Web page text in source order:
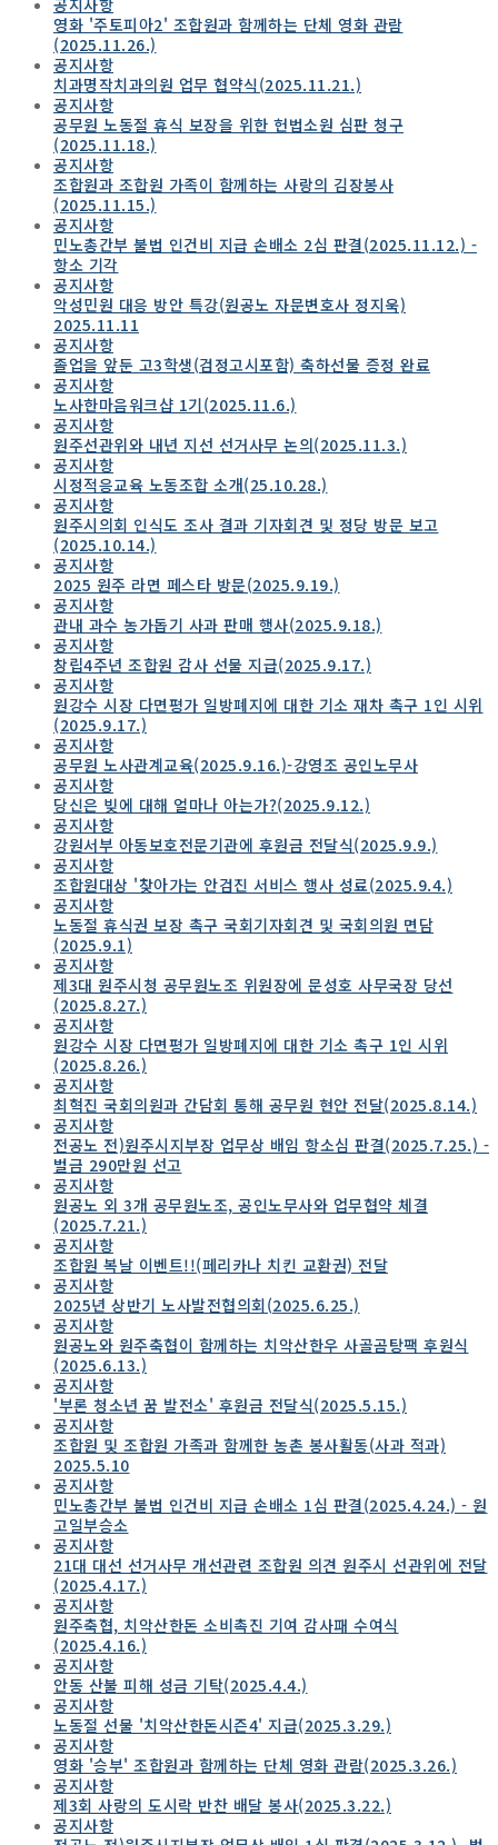
영화 '주토피아2' 조합원과 함께하는 단체 영화 관람
(2025.11.26.)
공지사항
치과명작치과의원 업무 협약식(2025.11.21.)
공지사항
공무원 노동절 휴식 보장을 위한 헌법소원 심판 청구
(2025.11.18.)
공지사항
조합원과 조합원 가족이 함께하는 사랑의 김장봉사
(2025.11.15.)
공지사항
민노총간부 불법 인건비 지급 손배소 2심 판결(2025.11.12.) -
항소 기각
공지사항
악성민원 대응 방안 특강(원공노 자문변호사 정지욱)
2025.11.11
공지사항
졸업을 앞둔 고3학생(검정고시포함) 축하선물 증정 완료
공지사항
노사한마음워크샵 1기(2025.11.6.)
공지사항
원주선관위와 내년 지선 선거사무 논의(2025.11.3.)
공지사항
시정적응교육 노동조합 소개(25.10.28.)
공지사항
원주시의회 인식도 조사 결과 기자회견 및 정당 방문 보고
(2025.10.14.)
공지사항
2025 원주 라면 페스타 방문(2025.9.19.)
공지사항
관내 과수 농가돕기 사과 판매 행사(2025.9.18.)
공지사항
창립4주년 조합원 감사 선물 지급(2025.9.17.)
공지사항
원강수 시장 다면평가 일방폐지에 대한 기소 재차 촉구 1인 시위
(2025.9.17.)
공지사항
공무원 노사관계교육(2025.9.16.)-강영조 공인노무사
공지사항
당신은 빚에 대해 얼마나 아는가?(2025.9.12.)
공지사항
강원서부 아동보호전문기관에 후원금 전달식(2025.9.9.)
공지사항
조합원대상 '찾아가는 안검진 서비스 행사 성료(2025.9.4.)
공지사항
노동절 휴식권 보장 촉구 국회기자회견 및 국회의원 면담
(2025.9.1)
공지사항
제3대 원주시청 공무원노조 위원장에 문성호 사무국장 당선
(2025.8.27.)
공지사항
원강수 시장 다면평가 일방폐지에 대한 기소 촉구 1인 시위
(2025.8.26.)
공지사항
최혁진 국회의원과 간담회 통해 공무원 현안 전달(2025.8.14.)
공지사항
전공노 전)원주시지부장 업무상 배임 항소심 판결(2025.7.25.) -
벌금 290만원 선고
공지사항
원공노 외 3개 공무원노조, 공인노무사와 업무협약 체결
(2025.7.21.)
공지사항
조합원 복날 이벤트!!(페리카나 치킨 교환권) 전달
공지사항
2025년 상반기 노사발전협의회(2025.6.25.)
공지사항
원공노와 원주축협이 함께하는 치악산한우 사골곰탕팩 후원식
(2025.6.13.)
공지사항
'부론 청소년 꿈 발전소' 후원금 전달식(2025.5.15.)
공지사항
조합원 및 조합원 가족과 함께한 농촌 봉사활동(사과 적과)
2025.5.10
공지사항
민노총간부 불법 인건비 지급 손배소 1심 판결(2025.4.24.) - 원
고일부승소
공지사항
21대 대선 선거사무 개선관련 조합원 의견 원주시 선관위에 전달
(2025.4.17.)
공지사항
원주축협, 치악산한돈 소비촉진 기여 감사패 수여식
(2025.4.16.)
공지사항
안동 산불 피해 성금 기탁(2025.4.4.)
공지사항
노동절 선물 '치악산한돈시즌4' 지급(2025.3.29.)
공지사항
영화 '승부' 조합원과 함께하는 단체 영화 관람(2025.3.26.)
공지사항
제3회 사랑의 도시락 반찬 배달 봉사(2025.3.22.)
공지사항